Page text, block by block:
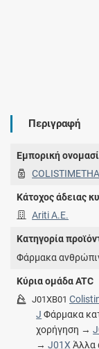
Περιγραφή
Εμπορική
Κάτοχος άδειας
Ariti Α.Ε.
Κατηγορία
Φάρμακα
Κύρια ομάδα ATC
J01XB01
J Φάρμακα
χορήγηση →
→J01X Άλλα